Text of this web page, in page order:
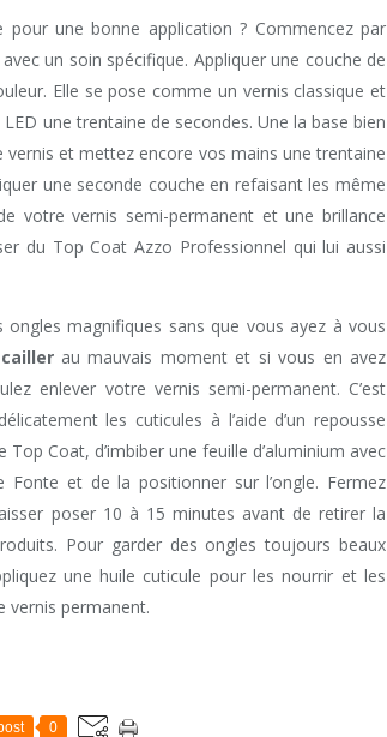
une bonne application ? Commencez par
avec un soin spécifique. Appliquer une couche de
Elle se pose comme un vernis classique et
une trentaine de secondes. Une la base bien
et mettez encore vos mains une trentaine
une seconde couche en refaisant les même
votre vernis semi-permanent et une brillance
du Top Coat Azzo Professionnel qui lui aussi
magnifiques sans que vous ayez à vous
au mauvais moment et si vous en avez
enlever votre vernis semi-permanent. C’est
les cuticules à l’aide d’un repousse
Coat, d’imbiber une feuille d’aluminium avec
et de la positionner sur l’ongle. Fermez
poser 10 à 15 minutes avant de retirer la
Pour garder des ongles toujours beaux
une huile cuticule pour les nourrir et les
vernis permanent.
0